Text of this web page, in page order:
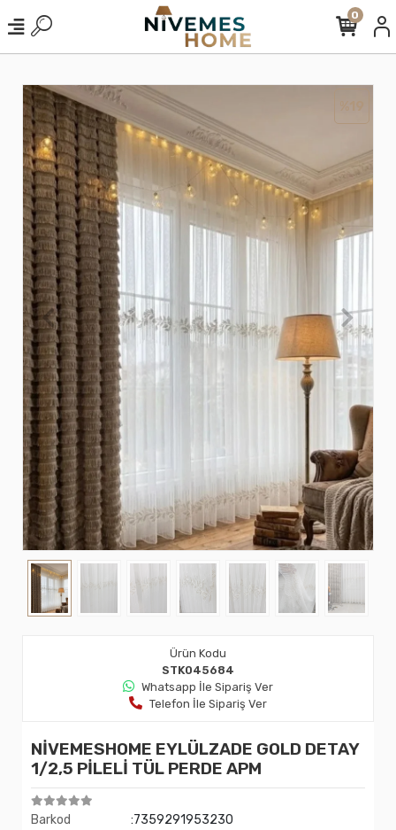
0
Ürün Kodu
STK045684
Whatsapp İle Sipariş Ver
Telefon İle Sipariş Ver
NİVEMESHOME EYLÜLZADE GOLD DETAY
1/2,5 PİLELİ TÜL PERDE APM
Barkod
:7359291953230